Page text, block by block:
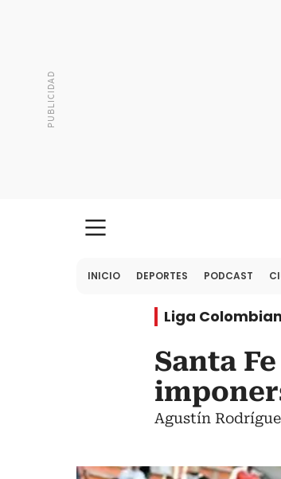
INICIO DEPORTES PODCAST
Liga
Santa
Agustín